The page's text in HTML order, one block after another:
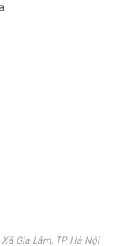
Gia Lâm, TP Hà Nội